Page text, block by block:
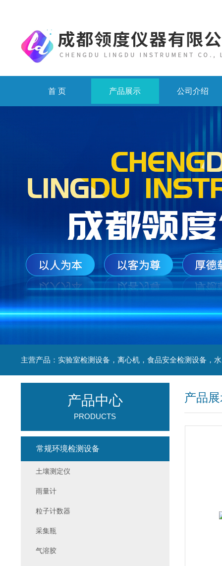
首 页 产品展示 公司介绍
产品
产品中心
PRODUCTS
常规环境检测设备
土壤测定仪
雨量计
粒子计数器
采集瓶
气溶胶